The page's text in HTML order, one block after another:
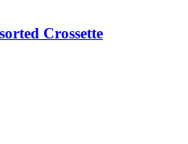
Crossette